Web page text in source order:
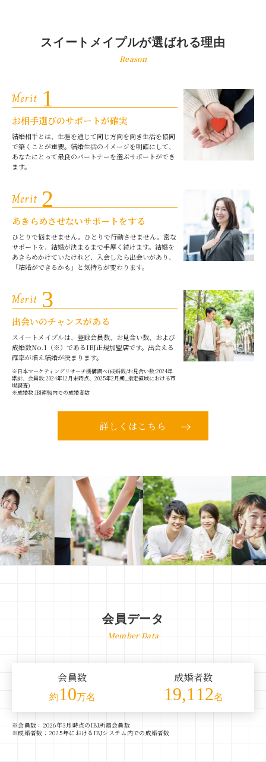
スイートメイプルが選ばれる理由
Reason
Merit 1
お相手選びのサポートが確実
結婚相手とは、生涯を通じて同じ方向を向き生活を協同
で築くことが重要。結婚生活のイメージを明確にして、
あなたにとって最良のパートナーを選ぶサポートができ
ます。
Merit 2
あきらめさせないサポートをする
ひとりで悩ませません。ひとりで行動させません。密な
サポートを、結婚が決まるまで手厚く続けます。結婚を
あきらめかけていたけれど、入会したら出会いがあり、
「結婚ができるかも」と気持ちが変わります。
Merit 3
出会いのチャンスがある
スイートメイプルは、登録会員数、お見合い数、および
成婚数No.1（※）であるIBJ正規加盟店です。出会える
確率が増え結婚が決まります。
※日本マーケティングリサーチ機構調べ(成婚数/お見合い数:2024年
累計、会員数:2024年12月末時点、2025年2月期_指定領域における市
場調査)
※成婚数:IBJ連盟内での成婚者数
詳しくはこちら
会員データ
Member Data
会員数
約10万名
成婚者数
19,112名
※会員数：2026年3月時点のIBJ所属会員数
※成婚者数：2025年におけるIBJシステム内での成婚者数